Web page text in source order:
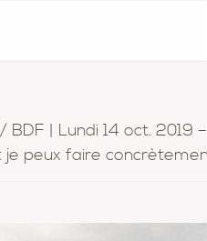
/ BDF | Lundi 14 oct.
peux faire